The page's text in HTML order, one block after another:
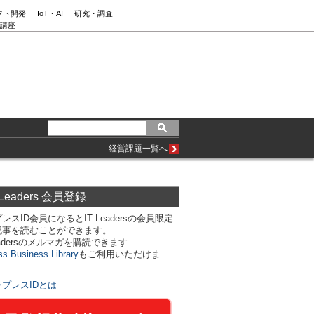
ト開発 IoT・AI
研究・調査
座
経営課題一覧へ
会員登録
スID会員になるとIT Leadersの会員限定
を読むことができます。
のメルマガを購読できます
Business Libraryもご利用いただけま
プレスIDとは